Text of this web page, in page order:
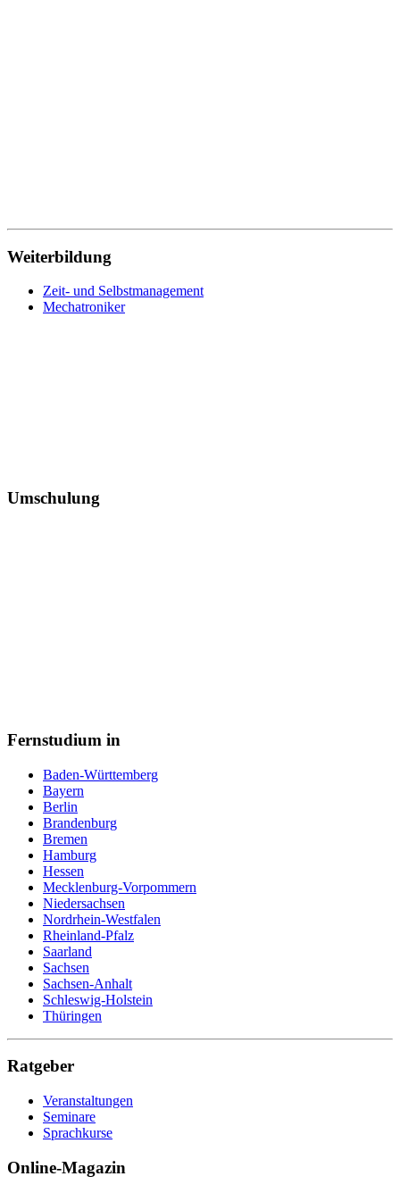
Weiterbildung
Zeit- und Selbstmanagement
Mechatroniker
Umschulung
Fernstudium in
Baden-Württemberg
Bayern
Berlin
Brandenburg
Bremen
Hamburg
Hessen
Mecklenburg-Vorpommern
Niedersachsen
Nordrhein-Westfalen
Rheinland-Pfalz
Saarland
Sachsen
Sachsen-Anhalt
Schleswig-Holstein
Thüringen
Ratgeber
Veranstaltungen
Seminare
Sprachkurse
Online-Magazin